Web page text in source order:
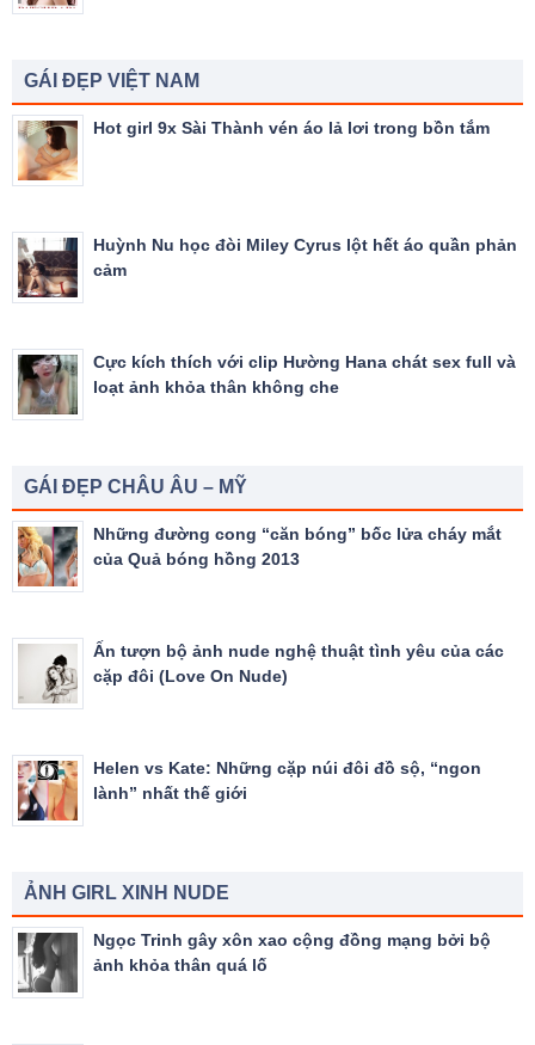
GÁI ĐẸP VIỆT NAM
Hot girl 9x Sài Thành vén áo lả lơi trong bồn tắm
Huỳnh Nu học đòi Miley Cyrus lột hết áo quần phản
cảm
Cực kích thích với clip Hường Hana chát sex full và
loạt ảnh khỏa thân không che
GÁI ĐẸP CHÂU ÂU – MỸ
Những đường cong “căn bóng” bốc lửa cháy mắt
của Quả bóng hồng 2013
Ấn tượn bộ ảnh nude nghệ thuật tình yêu của các
cặp đôi (Love On Nude)
Helen vs Kate: Những cặp núi đôi đồ sộ, “ngon
lành” nhất thế giới
ẢNH GIRL XINH NUDE
Ngọc Trinh gây xôn xao cộng đồng mạng bởi bộ
ảnh khỏa thân quá lố